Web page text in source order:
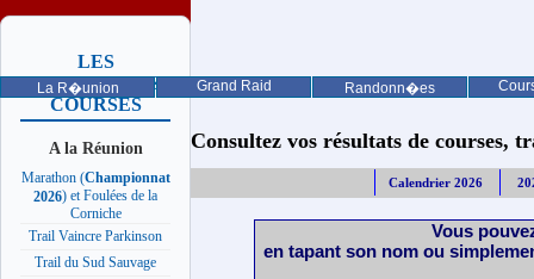
La R�union Grand Raid Randonn�es
LES
PROCHAINES
COURSES
A la Réunion
Marathon (Championnat
2026) et Foulées de la
Corniche
Trail Vaincre Parkinson
Trail du Sud Sauvage
Consultez vos résultats de courses,
Calendrier 2026
Vous
en tapant son nom ou